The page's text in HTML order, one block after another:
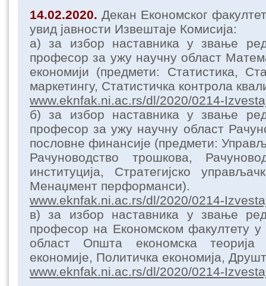
14.02.2020. Декан Економског
увид јавности Извештаје Комисија:
а) за избор наставника у звање
професор за ужу научну област
економији (предмети: Статистика,
маркетингу, Статистичка контрола
www.eknfak.ni.ac.rs/dl/2020/0214-
б) за избор наставника у звање
професор за ужу научну област
пословне финансије (предмети:
Рачуноводство трошкова,
институција, Стратегијско
Менаџмент перформанси).
www.eknfak.ni.ac.rs/dl/2020/0214-
в) за избор наставника у звање
професор на Економском факултету
област Општа економска теорија
економије, Политичка економија,
www.eknfak.ni.ac.rs/dl/2020/0214-